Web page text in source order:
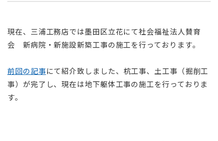
現在、三浦工務店では墨田区立花にて社会福祉法人賛育
会 新病院・新施設新築工事の施工を行っております。
前回の記事にて紹介致しました、杭工事、土工事（掘削工
事）が完了し、現在は地下躯体工事の施工を行っておりま
す。